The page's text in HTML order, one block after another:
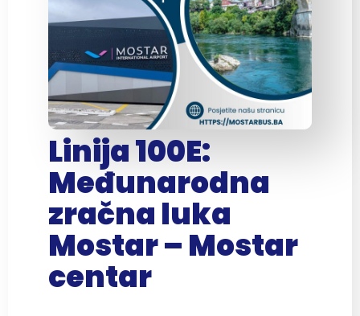
Linija 100E:
Međunarodna
zračna luka
Mostar – Mostar
centar